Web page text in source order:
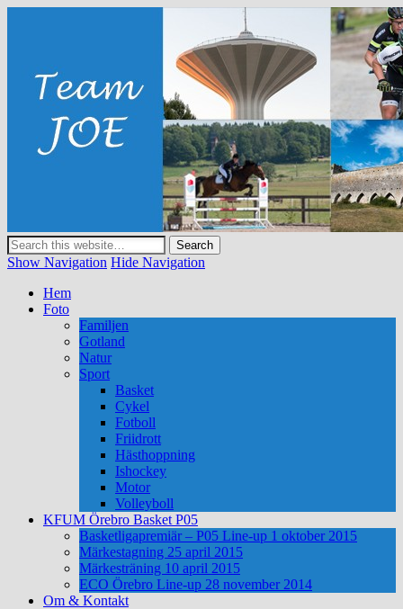
Team JOE
Show Navigation Hide Navigation
Hem
Foto
Familjen
Gotland
Natur
Sport
Basket
Cykel
Fotboll
Friidrott
Hästhoppning
Ishockey
Motor
Volleyboll
KFUM Örebro Basket P05
Basketligapremiär – P05 Line-up 1 oktober 2015
Märkestagning 25 april 2015
Märkesträning 10 april 2015
ECO Örebro Line-up 28 november 2014
Om & Kontakt